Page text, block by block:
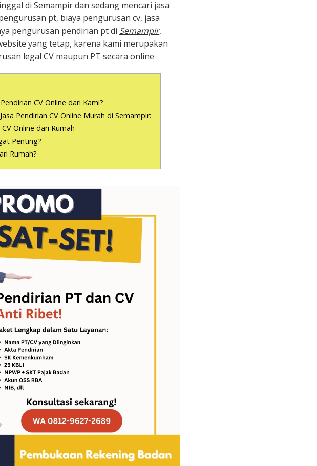
di Semampir dan sedang mencari jasa
pt, biaya pengurusan cv, jasa
pengurusan pendirian pt di Semampir,
yang tetap, karena kami merupakan
legal CV maupun PT secara online
CV Online dari Kami?
Pendirian CV Online Murah di Semampir:
Online dari Rumah
Penting?
Rumah?